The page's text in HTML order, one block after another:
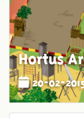
Hortus
20-02-